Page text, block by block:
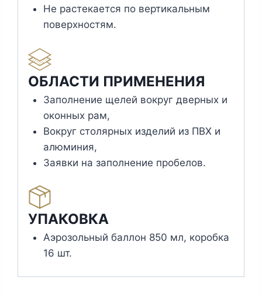
Не растекается по вертикальным
поверхностям.
ОБЛАСТИ ПРИМЕНЕНИЯ
Заполнение щелей вокруг дверных и
оконных рам,
Вокруг столярных изделий из ПВХ и
алюминия,
Заявки на заполнение пробелов.
УПАКОВКА
Аэрозольный баллон 850 мл, коробка
16 шт.